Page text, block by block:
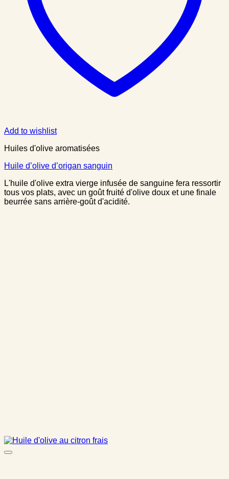
Add to wishlist
Huiles d'olive aromatisées
Huile d’olive d’origan sanguin
L'huile d'olive extra vierge infusée de sanguine fera ressortir
tous vos plats, avec un goût fruité d'olive doux et une finale
beurrée sans arrière-goût d'acidité.